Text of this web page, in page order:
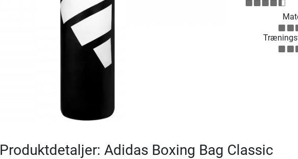
Produktdetaljer: Adidas Boxing Bag Classic